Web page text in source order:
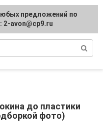
уход
до пластики
фото)
предложений по
2-avon@cp9.ru